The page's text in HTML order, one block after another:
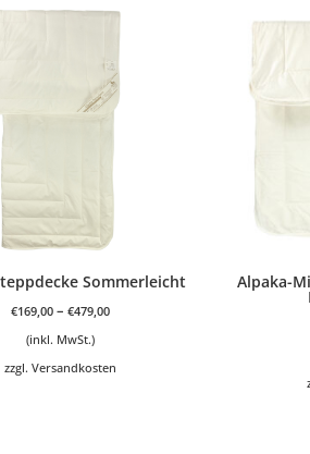
Sommerleicht
€169,00 –€479,00
(inkl. MwSt.)
zzgl.Versandkosten
Alpaka-